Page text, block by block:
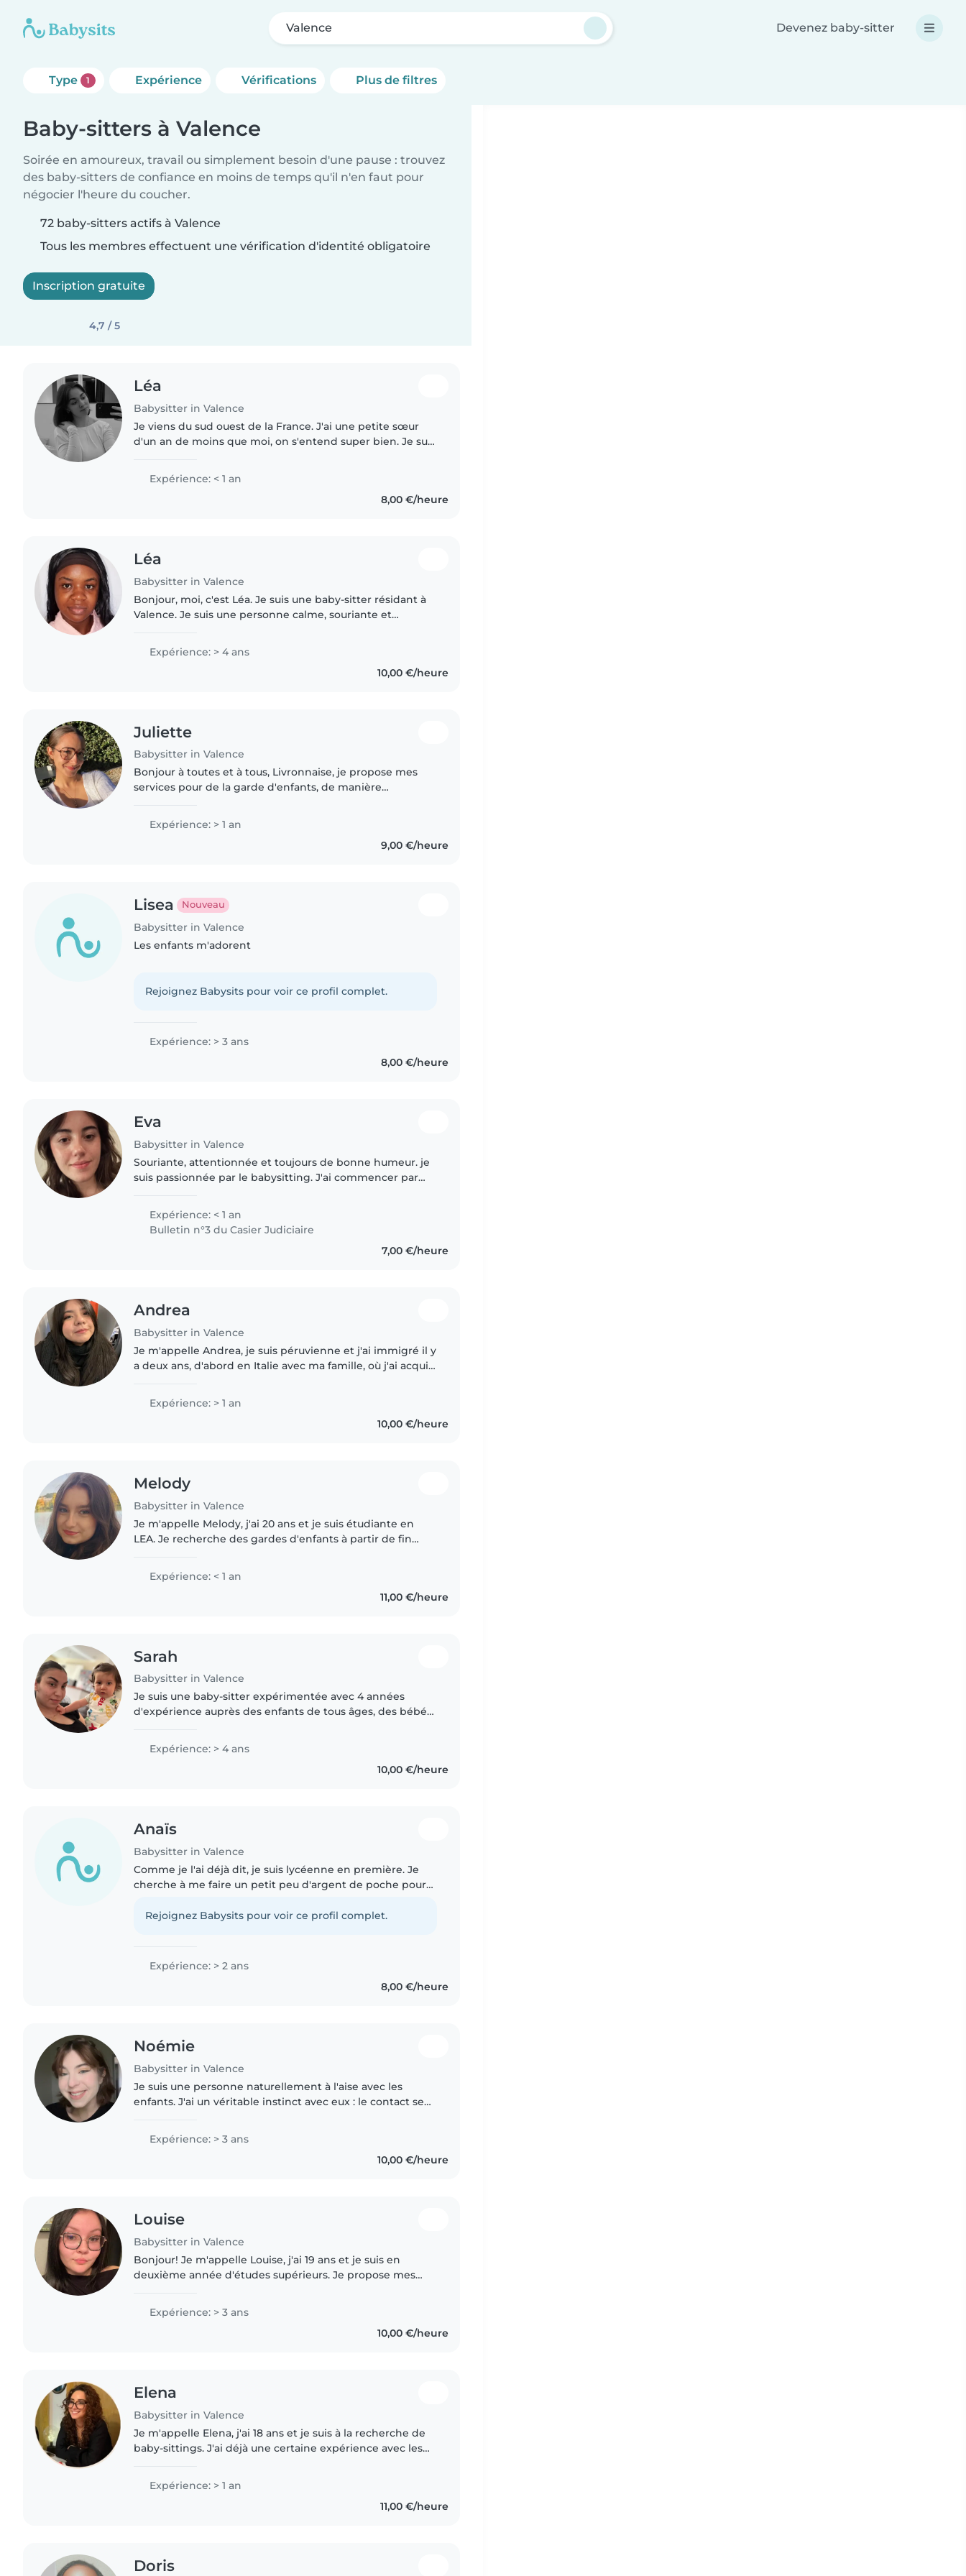
Valence Devenez baby-sitter
Type 1 Expérience Vérifications Plus de filtres
Baby-sitters à Valence
Soirée en amoureux, travail ou simplement besoin d'une pause : trouvez
des baby-sitters de confiance en moins de temps qu'il n'en faut pour
négocier l'heure du coucher.
72 baby-sitters actifs à Valence
Tous les membres effectuent une vérification d'identité obligatoire
Inscription gratuite
4,7 / 5
Léa
Babysitter in Valence
Je viens du sud ouest de la France. J'ai une petite sœur
d'un an de moins que moi, on s'entend super bien. Je suis
donc seule..
Expérience: < 1 an
8,00 €/heure
Léa
Babysitter in Valence
Bonjour, moi, c'est Léa. Je suis une baby-sitter résidant à
Valence. Je suis une personne calme, souriante et
Expérience: > 4 ans
10,00 €/heure
Juliette
Babysitter in Valence
Bonjour à toutes et à tous, Livronnaise, je propose mes
services pour de la garde d'enfants, de manière
l'expérience auprès des..
Expérience: > 1 an
9,00 €/heure
Lisea Nouveau
Babysitter in Valence
Les enfants m'adorent
Rejoignez Babysits pour voir ce profil complet.
Expérience: > 3 ans
8,00 €/heure
Eva
Babysitter in Valence
Souriante, attentionnée et toujours de bonne humeur. je
suis passionnée par le babysitting. J'ai commencer par
j'adore m'occuper..
Expérience: < 1 an
Bulletin n°3 du Casier Judiciaire
7,00 €/heure
Andrea
Babysitter in Valence
Je m'appelle Andrea, je suis péruvienne et j'ai immigré il y
a deux ans, d'abord en Italie avec ma famille, où j'ai acquis
Expérience: > 1 an
10,00 €/heure
Melody
Babysitter in Valence
Je m'appelle Melody, j'ai 20 ans et je suis étudiante en
LEA. Je recherche des gardes d'enfants à partir de fin
Expérience: < 1 an
11,00 €/heure
Sarah
Babysitter in Valence
Je suis une baby-sitter expérimentée avec 4 années
d'expérience auprès des enfants de tous âges, des bébés
ce qui me permet..
Expérience: > 4 ans
10,00 €/heure
Anaïs
Babysitter in Valence
Comme je l'ai déjà dit, je suis lycéenne en première. Je
cherche à me faire un petit peu d'argent de poche pour
fais du violon..
Rejoignez Babysits pour voir ce profil complet.
Expérience: > 2 ans
8,00 €/heure
Noémie
Babysitter in Valence
Je suis une personne naturellement à l'aise avec les
enfants. J'ai un véritable instinct avec eux : le contact se
j'adore passer..
Expérience: > 3 ans
10,00 €/heure
Louise
Babysitter in Valence
Bonjour! Je m'appelle Louise, j'ai 19 ans et je suis en
deuxième année d'études supérieurs. Je propose mes
d'expérience,..
Expérience: > 3 ans
10,00 €/heure
Elena
Babysitter in Valence
Je m'appelle Elena, j'ai 18 ans et je suis à la recherche de
baby-sittings. J'ai déjà une certaine expérience avec les
Expérience: > 1 an
11,00 €/heure
Doris